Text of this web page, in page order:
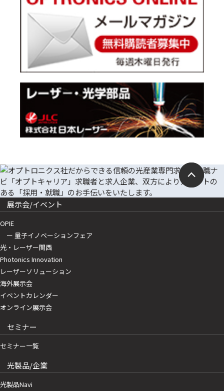
展示会/イベント
OPIE
ー 量子イノベーションフェア
光・レーザー関西
Photonics Innovation
レーザーソリューション
海外展示会
イベントカレンダー
オンライン展示会
セミナー
セミナー一覧
光製品/企業
光製品Navi